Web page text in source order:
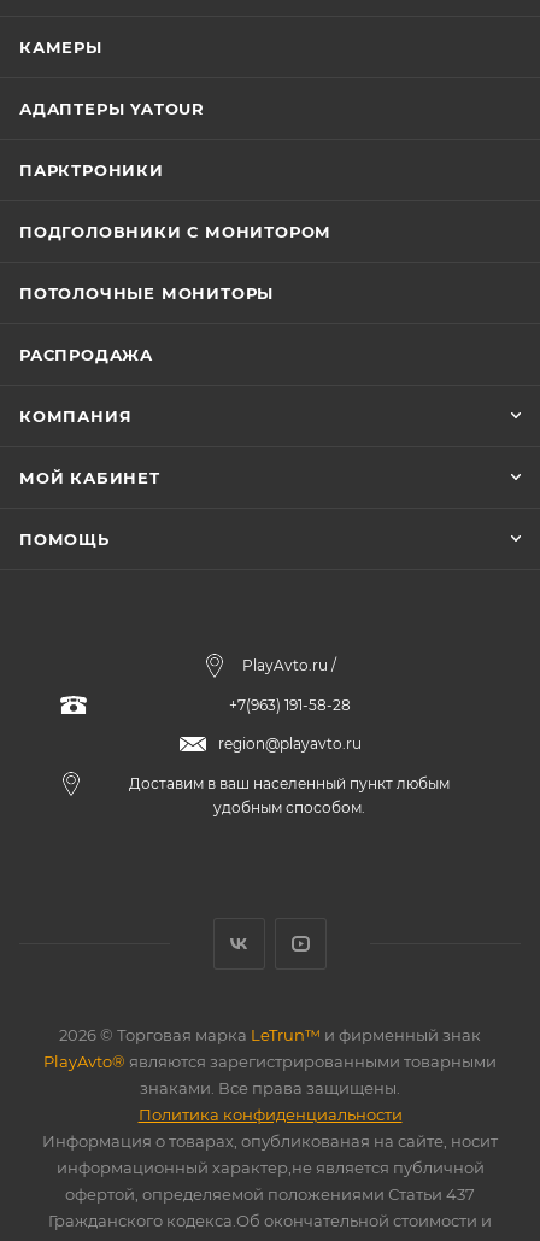
КАМЕРЫ
АДАПТЕРЫ YATOUR
ПАРКТРОНИКИ
ПОДГОЛОВНИКИ С МОНИТОРОМ
ПОТОЛОЧНЫЕ МОНИТОРЫ
РАСПРОДАЖА
КОМПАНИЯ
МОЙ КАБИНЕТ
ПОМОЩЬ
PlayAvto.ru /
+7(963) 191-58-28
region@playavto.ru
Доставим в ваш населенный пункт любым
удобным способом.
2026 © Торговая марка LeTrun™ и фирменный знак
PlayAvto® являются зарегистрированными товарными
знаками. Все права защищены.
Политика конфиденциальности
Информация о товарах, опубликованая на сайте, носит
информационный характер,не является публичной
офертой, определяемой положениями Статьи 437
Гражданского кодекса.Об окончательной стоимости и